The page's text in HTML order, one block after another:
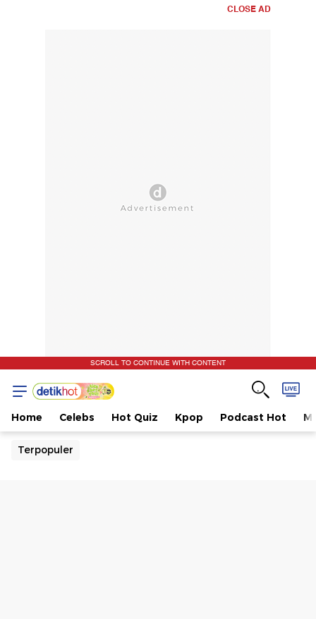
CLOSE AD
SCROLL TO CONTINUE WITH CONTENT
Home Celebs Hot Quiz Kpop Podcast Hot
Terpopuler